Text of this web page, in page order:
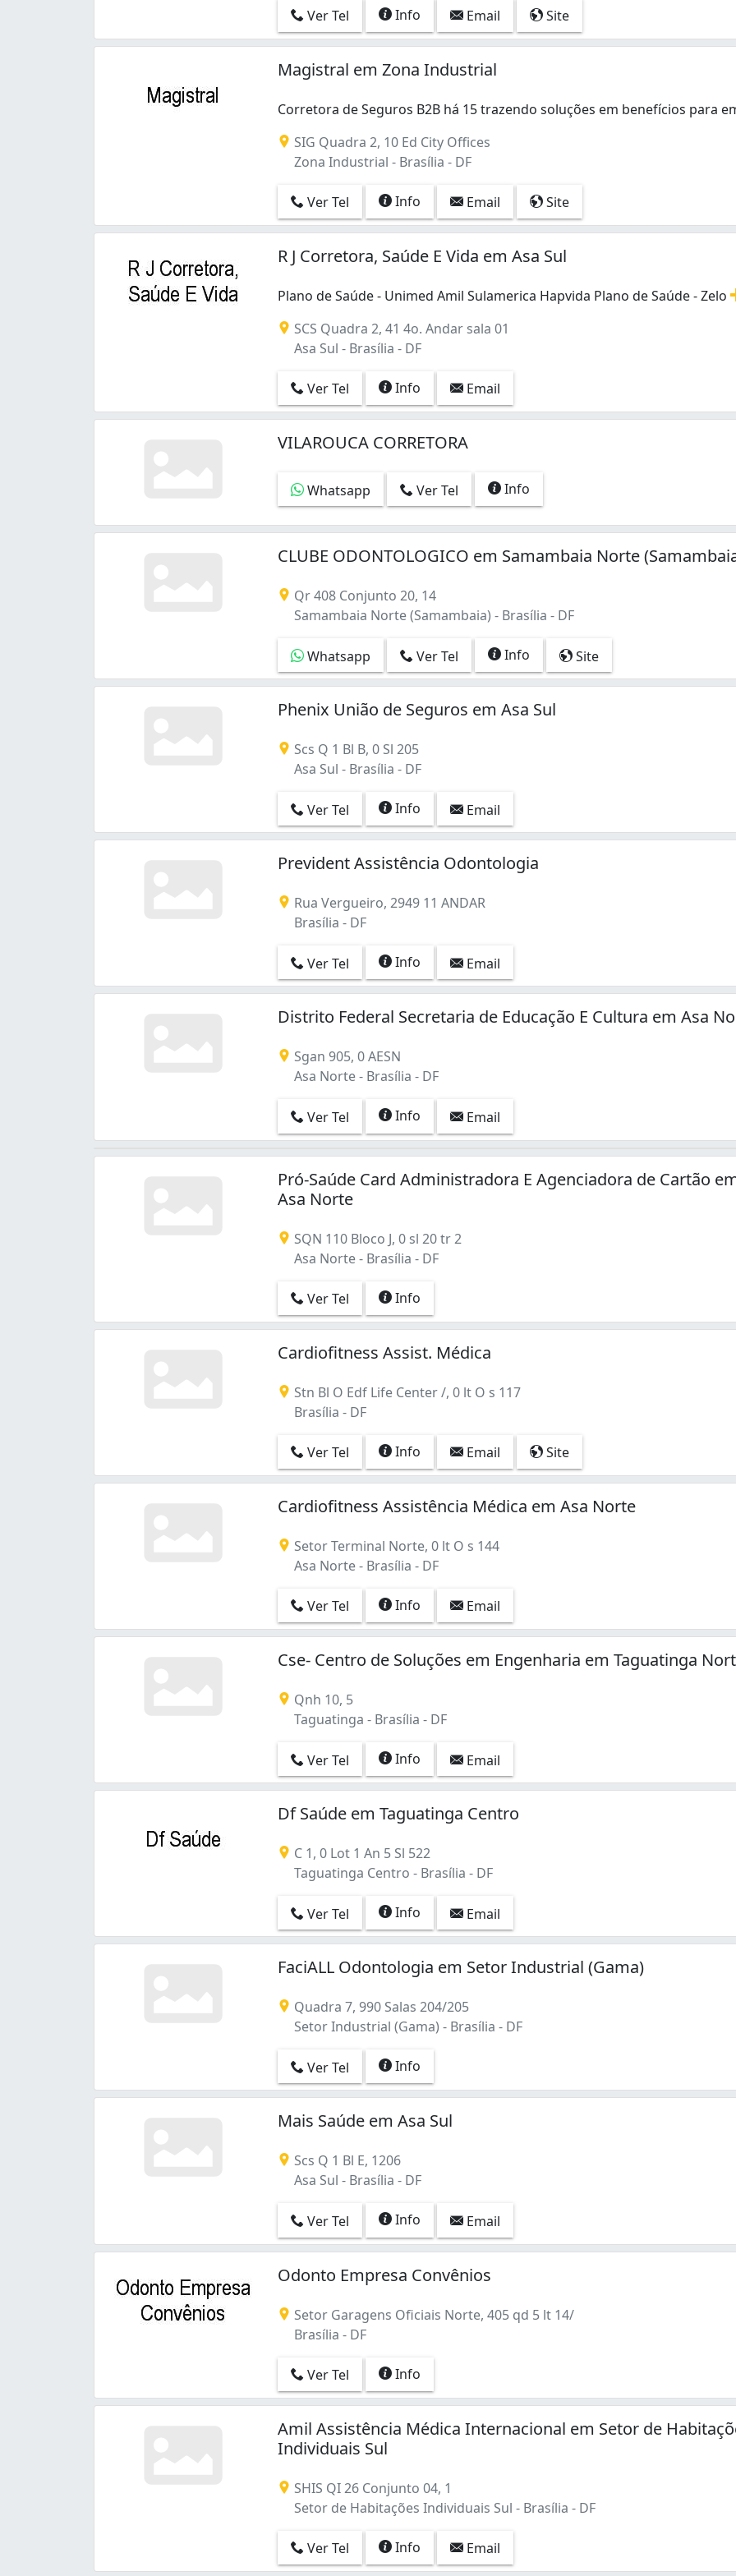
Guará I (1)
Núcleo Bandeirante (1)
Park Way (1)
Samambaia Norte (Samambaia) (1)
Setor Industrial (Gama) (1)
Setor de Habitações Individuais Sul (4)
Sobradinho (1)
Sul (Águas Claras) (1)
Taguatinga Norte (Taguatinga) (1)
Taguatinga Sul (Taguatinga) (1)
Ver Tel Info Email Site
Magistral em Zona Industrial
Corretora de Seguros B2B há 15 trazendo soluções em benefícios para
SIG Quadra 2, 10 Ed City Offices
Zona Industrial - Brasília - DF
Ver Tel Info Email Site
R J Corretora, Saúde E Vida em Asa Sul
Plano de Saúde - Unimed Amil Sulamerica Hapvida Plano de Saúde - Zelo
SCS Quadra 2, 41 4o. Andar sala 01
Asa Sul - Brasília - DF
Ver Tel Info Email
VILAROUCA CORRETORA
Whatsapp Ver Tel Info
CLUBE ODONTOLOGICO em Samambaia Norte
Qr 408 Conjunto 20, 14
Samambaia Norte (Samambaia) - Brasília - DF
Whatsapp Ver Tel Info Site
Phenix União de Seguros em Asa Sul
Scs Q 1 Bl B, 0 Sl 205
Asa Sul - Brasília - DF
Ver Tel Info Email
Prevident Assistência Odontologia
Rua Vergueiro, 2949 11 ANDAR
Brasília - DF
Ver Tel Info Email
Distrito Federal Secretaria de Educação E Cultura em Asa
Sgan 905, 0 AESN
Asa Norte - Brasília - DF
Ver Tel Info Email
Pró-Saúde Card Administradora E Agenciadora de Cartão
Asa Norte
SQN 110 Bloco J, 0 sl 20 tr 2
Asa Norte - Brasília - DF
Ver Tel Info
Cardiofitness Assist. Médica
Stn Bl O Edf Life Center /, 0 lt O s 117
Brasília - DF
Ver Tel Info Email Site
Cardiofitness Assistência Médica em Asa Norte
Setor Terminal Norte, 0 lt O s 144
Asa Norte - Brasília - DF
Ver Tel Info Email
Cse- Centro de Soluções em Engenharia em Taguatinga
Qnh 10, 5
Taguatinga - Brasília - DF
Ver Tel Info Email
Df Saúde em Taguatinga Centro
C 1, 0 Lot 1 An 5 Sl 522
Taguatinga Centro - Brasília - DF
Ver Tel Info Email
FaciALL Odontologia em Setor Industrial (Gama)
Quadra 7, 990 Salas 204/205
Setor Industrial (Gama) - Brasília - DF
Ver Tel Info
Mais Saúde em Asa Sul
Scs Q 1 Bl E, 1206
Asa Sul - Brasília - DF
Ver Tel Info Email
Odonto Empresa Convênios
Setor Garagens Oficiais Norte, 405 qd 5 lt 14/
Brasília - DF
Ver Tel Info
Amil Assistência Médica Internacional em Setor de
Individuais Sul
SHIS QI 26 Conjunto 04, 1
Setor de Habitações Individuais Sul - Brasília - DF
Ver Tel Info Email